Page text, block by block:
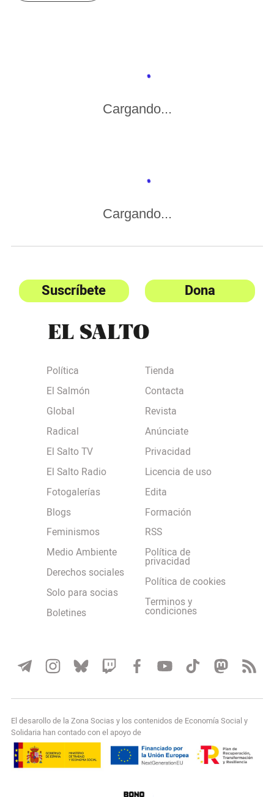
Cargando...
Cargando...
Suscríbete Dona
Política
El Salmón
Global
Radical
El Salto TV
El Salto Radio
Fotogalerías
Blogs
Feminismos
Medio Ambiente
Derechos sociales
Solo para socias
Boletines
Tienda
Contacta
Revista
Anúnciate
Privacidad
Licencia de uso
Edita
Formación
RSS
Política de
privacidad
Política de cookies
Terminos y
condiciones
El desarollo de la Zona Socias y los contenidos de Economía Social y
Solidaria han contado con el apoyo de